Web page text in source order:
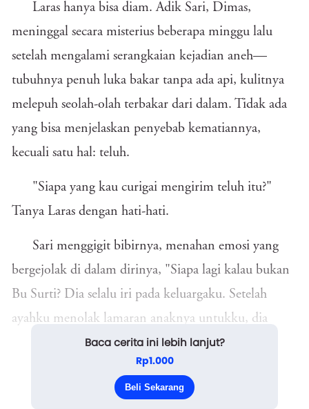
Laras hanya bisa diam. Adik Sari, Dimas,
meninggal secara misterius beberapa minggu lalu
setelah mengalami serangkaian kejadian aneh—
tubuhnya penuh luka bakar tanpa ada api, kulitnya
melepuh seolah-olah terbakar dari dalam. Tidak ada
yang bisa menjelaskan penyebab kematiannya,
kecuali satu hal: teluh.
"Siapa yang kau curigai mengirim teluh itu?"
Tanya Laras dengan hati-hati.
Sari menggigit bibirnya, menahan emosi yang
bergejolak di dalam dirinya, "Siapa lagi kalau bukan
Bu Surti? Dia selalu iri pada keluargaku. Setelah
ayahku menolak lamaran anaknya untukku, dia
mulai bertingkah aneh."
"Tapi kita tidak punya bukti," Laras menatap Sari
dengan cemas, "Bu Surti memang jahat, ta...
Baca cerita ini lebih lanjut?
Rp1.000
Beli Sekarang